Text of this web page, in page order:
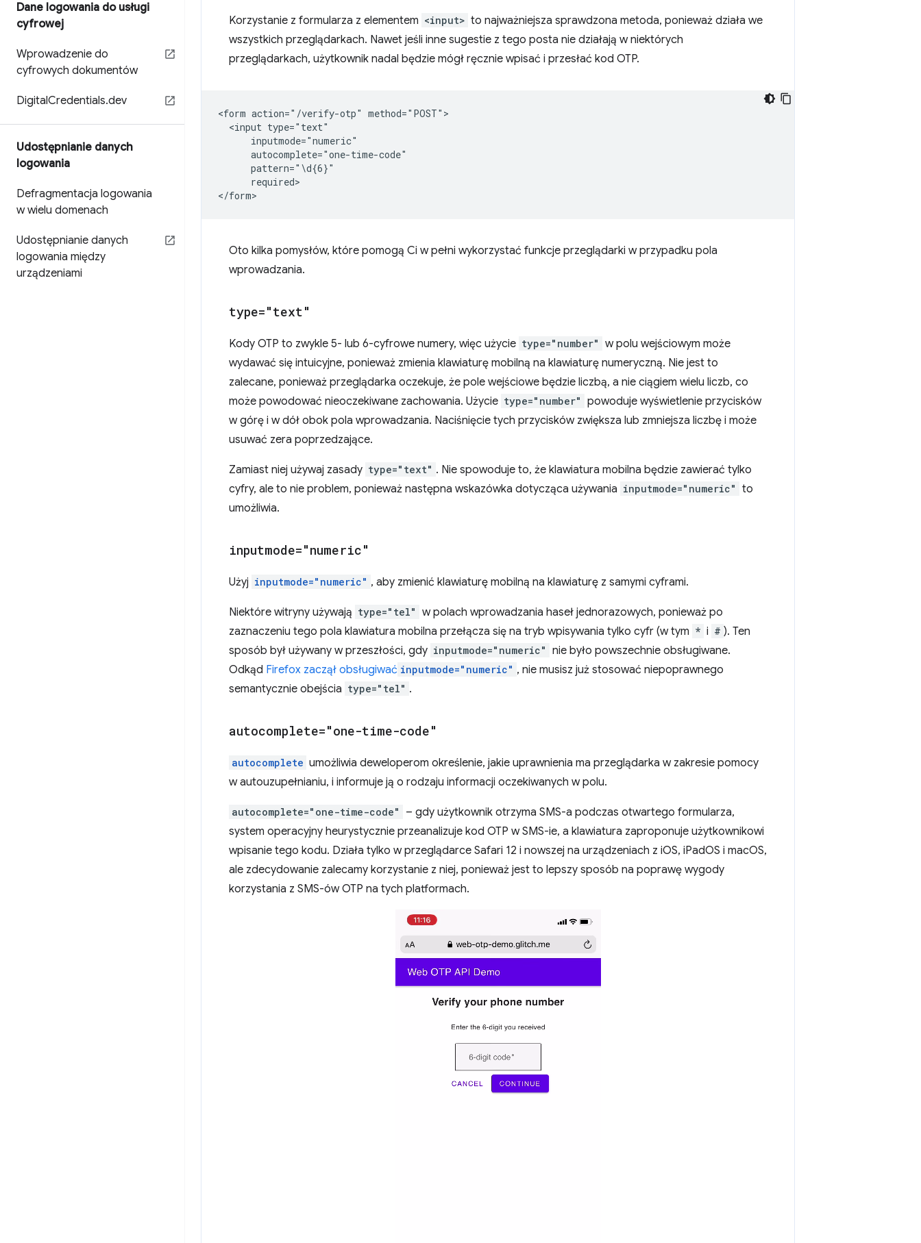
Dane logowania do usługi
cyfrowej
Wprowadzenie do
cyfrowych dokumentów
DigitalCredentials.dev
Udostępnianie danych
logowania
Defragmentacja logowania
w wielu domenach
Udostępnianie danych
logowania między
urządzeniami
Korzystanie z formularza z elementem <input> to najważniejsza sprawdzona metoda, ponieważ działa we
wszystkich przeglądarkach. Nawet jeśli inne sugestie z tego posta nie działają w niektórych
przeglądarkach, użytkownik nadal będzie mógł ręcznie wpisać i przesłać kod OTP.
<form action="/verify-otp" method="POST">
  <input type="text"
      inputmode="numeric"
      autocomplete="one-time-code"
      pattern="\d{6}"
      required>
Oto kilka pomysłów, które pomogą Ci w pełni wykorzystać funkcje przeglądarki w przypadku pola
wprowadzania.
type="text"
Kody OTP to zwykle 5- lub 6-cyfrowe numery, więc użycie type="number" w polu wejściowym może
wydawać się intuicyjne, ponieważ zmienia klawiaturę mobilną na klawiaturę numeryczną. Nie jest to
zalecane, ponieważ przeglądarka oczekuje, że pole wejściowe będzie liczbą, a nie ciągiem wielu liczb, co
może powodować nieoczekiwane zachowania. Użycie type="number" powoduje wyświetlenie przycisków
w górę i w dół obok pola wprowadzania. Naciśnięcie tych przycisków zwiększa lub zmniejsza liczbę i może
usuwać zera poprzedzające.
Zamiast niej używaj zasady type="text" . Nie spowoduje to, że klawiatura mobilna będzie zawierać tylko
cyfry, ale to nie problem, ponieważ następna wskazówka dotycząca używania inputmode="numeric" to
umożliwia.
inputmode="numeric"
Użyj inputmode="numeric" , aby zmienić klawiaturę mobilną na klawiaturę z samymi cyframi.
Niektóre witryny używają type="tel" w polach wprowadzania haseł jednorazowych, ponieważ po
zaznaczeniu tego pola klawiatura mobilna przełącza się na tryb wpisywania tylko cyfr (w tym * i # ). Ten
sposób był używany w przeszłości, gdy inputmode="numeric" nie było powszechnie obsługiwane.
Odkąd Firefox zaczął obsługiwać inputmode="numeric" , nie musisz już stosować niepoprawnego
semantycznie obejścia type="tel" .
autocomplete="one-time-code"
autocomplete umożliwia deweloperom określenie, jakie uprawnienia ma przeglądarka w zakresie pomocy
w autouzupełnianiu, i informuje ją o rodzaju informacji oczekiwanych w polu.
autocomplete="one-time-code"
– gdy użytkownik otrzyma SMS-a podczas otwartego formularza,
system operacyjny heurystycznie przeanalizuje kod OTP w SMS-ie, a klawiatura zaproponuje użytkownikowi
wpisanie tego kodu. Działa tylko w przeglądarce Safari 12 i nowszej na urządzeniach z iOS, iPadOS i macOS,
ale zdecydowanie zalecamy korzystanie z niej, ponieważ jest to lepszy sposób na poprawę wygody
korzystania z SMS-ów OTP na tych platformach.